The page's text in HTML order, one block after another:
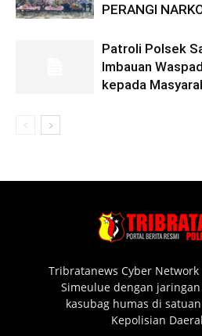
PERANGI
Patroli Polsek
Imbauan
kepada
Tribratanews Cyber Network
Simeulue dengan
kasubag humas di
Kepolisian